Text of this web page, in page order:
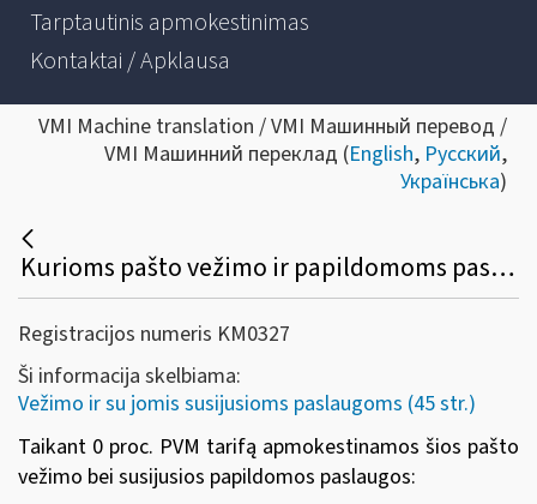
Tarptautinis apmokestinimas
Kontaktai / Apklausa
VMI Machine translation / VMI Машинный перевод /
VMI Машинний переклад (English, Русский,
Українська)
Kurioms pašto vežimo ir papildomoms paslaugoms taikomas 0 proc. PVM tarifas?
Registracijos numeris KM0327
Ši informacija skelbiama:
Vežimo ir su jomis susijusioms paslaugoms (45 str.)
Taikant 0 proc. PVM tarifą apmokestinamos šios pašto
vežimo bei susijusios papildomos paslaugos: